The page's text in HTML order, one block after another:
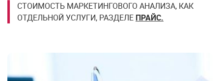
СТОИМОСТЬ МАРКЕТИНГОВОГО АНАЛИЗА, КАК
ОТДЕЛЬНОЙ УСЛУГИ, РАЗДЕЛЕ ПРАЙС.